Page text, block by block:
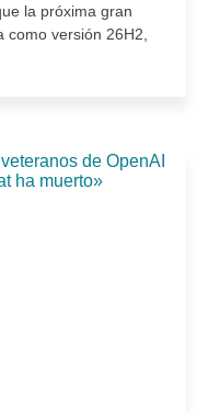
la próxima gran
como versión 26H2,